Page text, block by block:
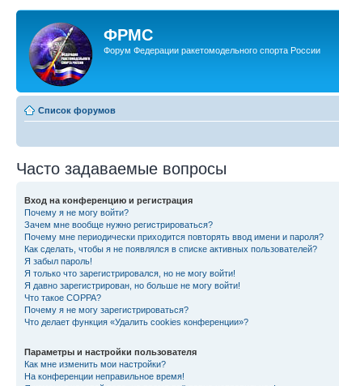
ФРМС
Форум Федерации ракетомодельного спорта России
Список форумов
Часто задаваемые вопросы
Вход на конференцию и регистрация
Почему я не могу войти?
Зачем мне вообще нужно регистрироваться?
Почему мне периодически приходится повторять ввод имени и пароля?
Как сделать, чтобы я не появлялся в списке активных пользователей?
Я забыл пароль!
Я только что зарегистрировался, но не могу войти!
Я давно зарегистрирован, но больше не могу войти!
Что такое COPPA?
Почему я не могу зарегистрироваться?
Что делает функция «Удалить cookies конференции»?
Параметры и настройки пользователя
Как мне изменить мои настройки?
На конференции неправильное время!